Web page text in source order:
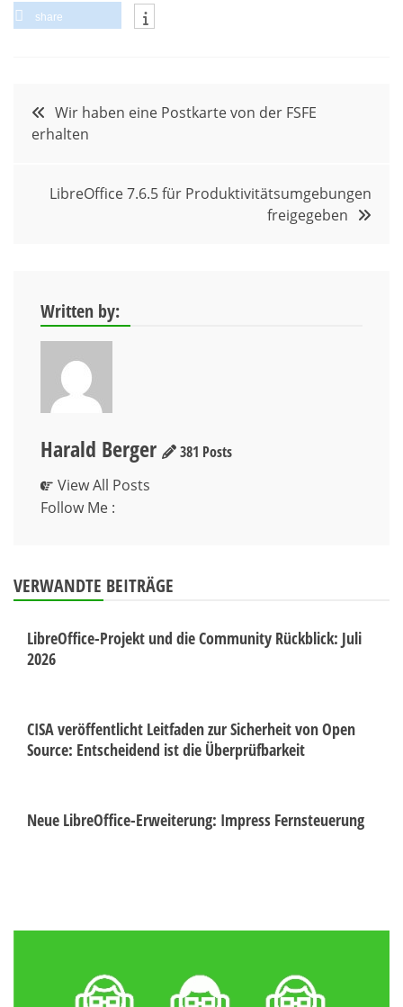
share
Beitragsnavigation
Wir haben eine Postkarte von der FSFE
erhalten
LibreOffice 7.6.5 für Produktivitätsumgebungen
freigegeben
Written by:
Harald Berger
381 Posts
View All Posts
Follow Me :
VERWANDTE BEITRÄGE
LibreOffice-Projekt und die Community Rückblick: Juli
2026
CISA veröffentlicht Leitfaden zur Sicherheit von Open
Source: Entscheidend ist die Überprüfbarkeit
Neue LibreOffice-Erweiterung: Impress Fernsteuerung